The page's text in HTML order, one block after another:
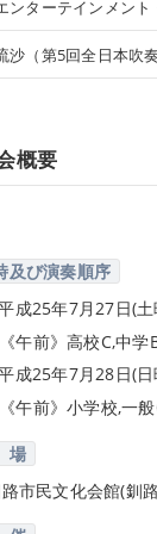
ンターテインメント
沙（第5回全日本吹
概要
及び演奏順序
成25年7月27日(
《午前》高校C,中
成25年7月28日(
《午前》小学校,一
市民文化会館(釧